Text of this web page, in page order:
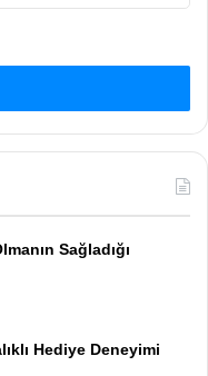
Sağladığı
Hediye Deneyimi